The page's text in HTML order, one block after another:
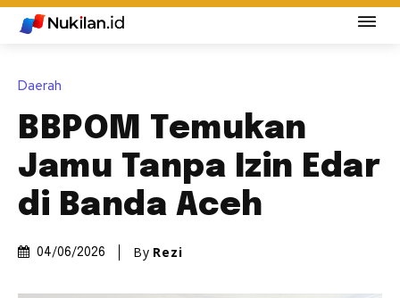
Daerah
BBPOM Temukan
Jamu Tanpa Izin Edar
di Banda Aceh
04/06/2026 By Rezi